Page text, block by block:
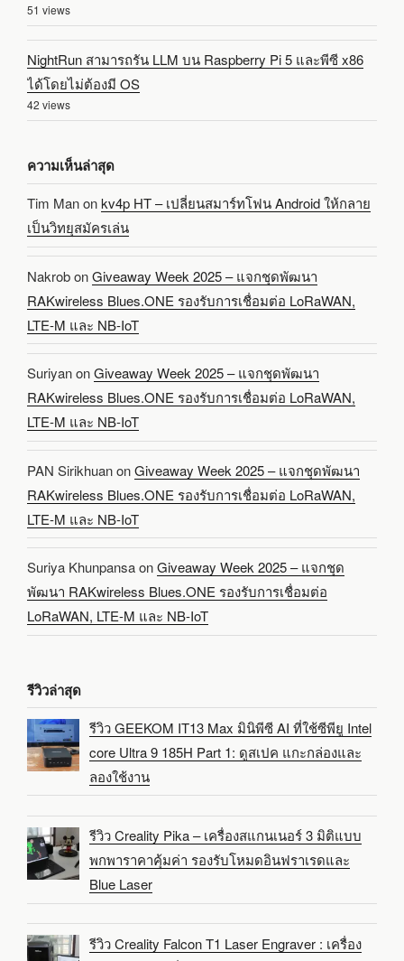
51 views
NightRun สามารถรัน LLM บน Raspberry Pi 5 และพีซี x86
ได้โดยไม่ต้องมี OS
42 views
ความเห็นล่าสุด
Tim Manonkv4p HT – เปลี่ยนสมาร์ทโฟน Android ให้กลาย
เป็นวิทยุสมัครเล่น
NakrobonGiveaway Week 2025 – แจกชุดพัฒนา
RAKwireless Blues.ONE รองรับการเชื่อมต่อ LoRaWAN,
LTE-M และ NB-IoT
SuriyanonGiveaway Week 2025 – แจกชุดพัฒนา
RAKwireless Blues.ONE รองรับการเชื่อมต่อ LoRaWAN,
LTE-M และ NB-IoT
PAN SirikhuanonGiveaway Week 2025 – แจกชุดพัฒนา
RAKwireless Blues.ONE รองรับการเชื่อมต่อ LoRaWAN,
LTE-M และ NB-IoT
Suriya KhunpansaonGiveaway Week 2025 – แจกชุด
พัฒนา RAKwireless Blues.ONE รองรับการเชื่อมต่อ
LoRaWAN, LTE-M และ NB-IoT
รีวิวล่าสุด
รีวิว GEEKOM IT13 Max มินิพีซี AI ที่ใช้ซีพียู Intel
core Ultra 9 185H Part 1: ดูสเปค แกะกล่องและ
ลองใช้งาน
รีวิว Creality Pika – เครื่องสแกนเนอร์ 3 มิติแบบ
พกพาราคาคุ้มค่า รองรับโหมดอินฟราเรดและ
Blue Laser
รีวิว Creality Falcon T1 Laser Engraver : เครื่อง